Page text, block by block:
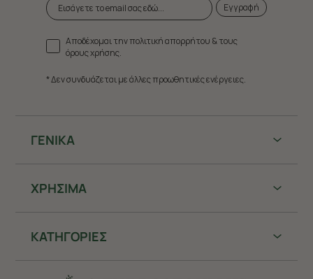
ΓΕΝΙΚΑ
ΧΡHΣΙΜΑ
ΚΑΤΗΓΟΡΙΕΣ
Εγγραφή
Αποδέχομαι την πολιτική απορρήτου & τους
όρους χρήσης.
* Δεν συνδυάζεται με άλλες προωθητικές ενέργειες.